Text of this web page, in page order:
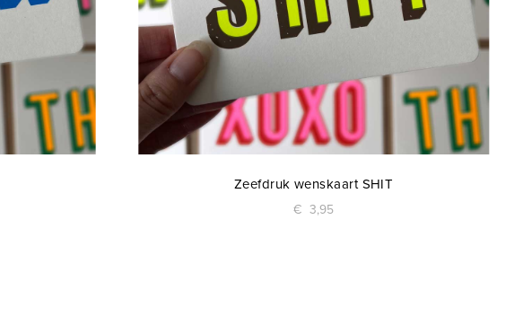
Zeefdruk wenskaart SHIT
€ 3,95